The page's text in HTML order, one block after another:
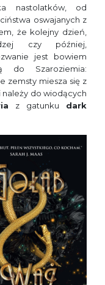
nastolatków, od
oswajanych z
że kolejny dzień,
czy później,
jest bowiem
do Szaroziemia:
zemsty miesza się z
do wiodących
z gatunku dark